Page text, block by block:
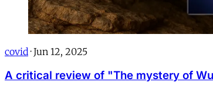
covid · Jun 12, 2025
A critical review of "The mystery of